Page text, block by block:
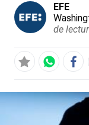
EFE
de